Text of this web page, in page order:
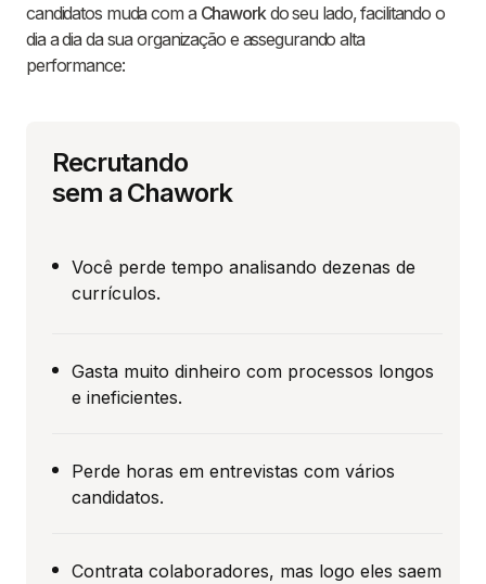
candidatos muda com a Chaworkdo seu lado, facilitando o
dia a dia da sua organização e assegurando alta
performance:
Recrutando
sem a Chawork
Você perde tempo analisando dezenas de
currículos.
Gasta muito dinheiro com processos longos
e ineficientes.
Perde horas em entrevistas com vários
candidatos.
Contrata colaboradores, mas logo eles saem